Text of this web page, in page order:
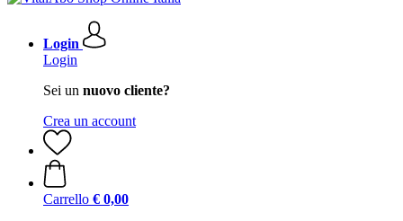
Login
Login
Sei un nuovo cliente?
Crea un account
Carrello € 0,00